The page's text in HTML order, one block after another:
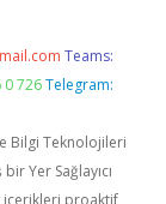
Teams:
0 726 Telegram:
Bilgi Teknolojileri
Yer Sağlayıcı
içerikleri proaktif